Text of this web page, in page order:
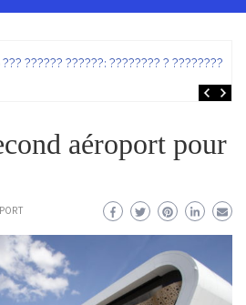
?????? ??????: ???????? ? ???????? ?
aéroport pour